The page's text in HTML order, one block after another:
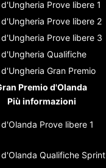
Prove libere 1
Prove libere 2
Prove libere 3
Qualifiche
Gran Premio
Premio d'Olanda
Più informazioni
Prove libere 1
Qualifiche Sprint